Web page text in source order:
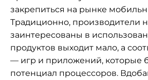
закрепиться на рынке
Традиционно, производители
заинтересованы в
продуктов выходит мало, а
— игр и приложений, которые
потенциал процессоров.